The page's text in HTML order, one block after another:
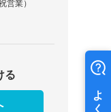
営業）
る